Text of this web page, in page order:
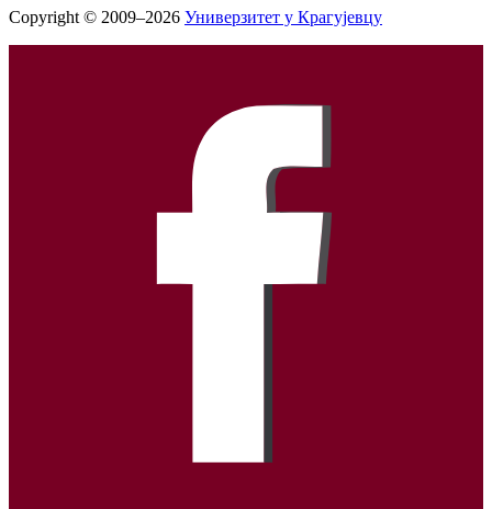
Copyright © 2009–2026 Универзитет у Крагујевцу